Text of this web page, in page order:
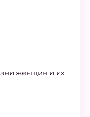
женщин и их